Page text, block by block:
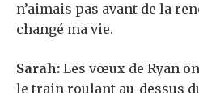
n’aimais pas avant de la
changé ma vie.
Sarah: Les vœux de Ryan
le train roulant au-dessus